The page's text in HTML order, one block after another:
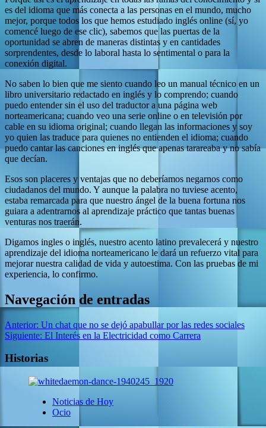
es del idioma que más conecta a las personas en el mundo, mucho
mejor, porque todos los que hemos estudiado inglés online (sí, yo
comencé luego de ese clic), sabemos que las puertas de la
oportunidad se abren de maneras distintas y en cantidades
sorprendentes, desde lo laboral hasta lo sentimental o para la
conexión digital.
No saben lo bien que me siento cuando leo un manual técnico en un
libro universitario redactado en inglés y lo comprendo; cuando
puedo entender sin el uso del traductor a una página web
norteamericana; cuando veo una serie online o en televisión por
cable en su idioma original; cuando llegan las informaciones y soy
yo quien las traduce para quienes no entienden el idioma; cuando
puedo cantar las canciones en inglés que apenas tarareaba y no sabía
que decían.
Esos son placeres y ventajas que no deberíamos negarnos como
ciudadanos del mundo. Y aunque la palabra no tuviese acento,
estaba remarcada para que nuestro ángel de la buena fortuna nos
guiara a adentrarnos al aprendizaje práctico que tantas buenas
venturas nos traerán.
Digamos ingles o inglés, nuestro acento latino prevalecerá y nuestro
aprendizaje del idioma norteamericano le dará un refuerzo vital para
mejorar nuestra calidad de vida y autoestima. Con las pruebas de mi
experiencia, lo confirmo.
Navegación de entradas
Anterior: Un chat que no se dejó apabullar por las redes sociales
Siguiente: El Interés en la Electricidad como Carrera
Historias
Noticias de Hoy
Ocio